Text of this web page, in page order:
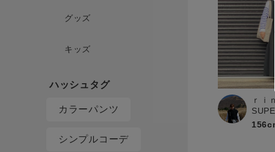
グッズ
キッズ
カラーパンツ
シンプルコーデ
ｒｉ